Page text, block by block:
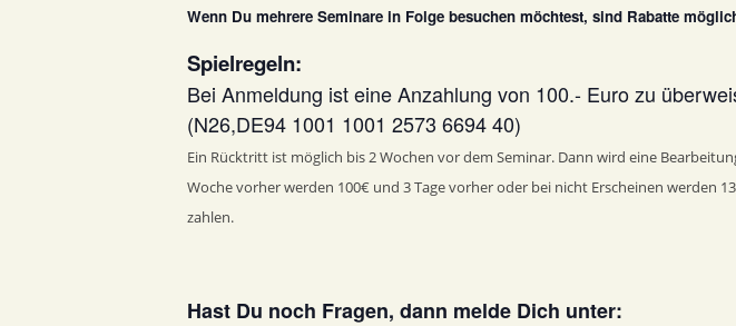
Wenn Du mehrere Seminare in Folge besuchen möchtest, sind Rabatte
Spielregeln:
Bei Anmeldung ist eine Anzahlung von 100.- Euro zu
(N26,DE94 1001 1001 2573 6694 40)
Ein Rücktritt ist möglich bis 2 Wochen vor dem Seminar. Dann wird eine
Woche vorher werden 100€ und 3 Tage vorher oder bei nicht Erscheinen werden
zahlen.
Hast Du noch Fragen, dann melde Dich unter: